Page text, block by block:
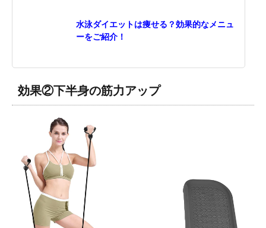
水泳ダイエットは痩せる？効果的なメニュ
ーをご紹介！
効果②下半身の筋力アップ